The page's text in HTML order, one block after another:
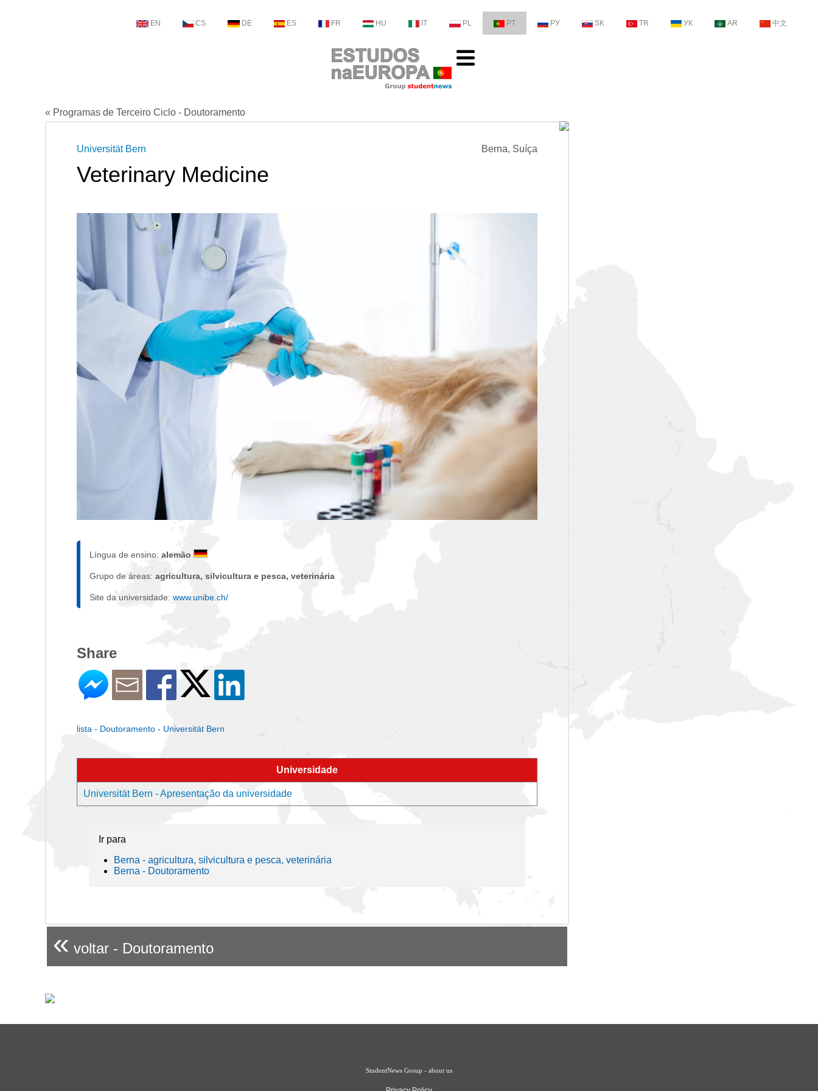
EN CS DE ES FR HU IT PL PT РУ SK TR УК AR 中文
« Programas de Terceiro Ciclo - Doutoramento
Berna, Suíça
Universität Bern
Veterinary Medicine
Língua de ensino: alemão
Grupo de áreas: agricultura, silvicultura e pesca, veterinária
Site da universidade: www.unibe.ch/
Share
lista - Doutoramento - Universität Bern
Universidade
Universität Bern - Apresentação da universidade
Ir para
Berna - agricultura, silvicultura e pesca, veterinária
Berna - Doutoramento
« voltar - Doutoramento
StudentNews Group - about us